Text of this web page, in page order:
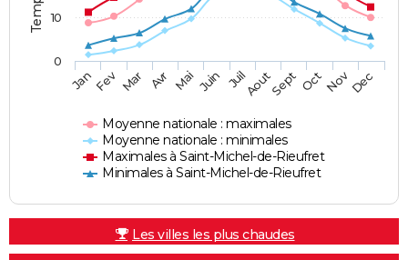
Moyenne nationale : maximales
Moyenne nationale : minimales
Maximales à Saint-Michel-de-Rieufret
Minimales à Saint-Michel-de-Rieufret
JanFev Mar Avr Mai Juin JuilAoutSept OctNovDec
0
10
Les villes les plus chaudes